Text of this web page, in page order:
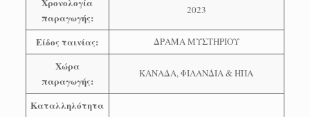
Χρονολογία
παραγωγής:
2023
Είδος ταινίας: ΔΡΑΜΑ ΜΥΣΤΗΡΙΟΥ
Χώρα
παραγωγής:
ΚΑΝΑΔΑ, ΦΙΛΑΝΔΙΑ & ΗΠΑ
Καταλληλότητα